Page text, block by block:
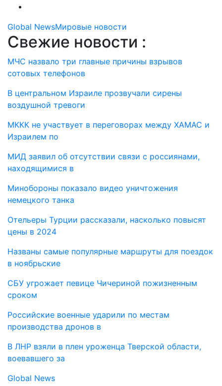
Global NewsМировые новости
Свежие новости :
МЧС назвало три главные причины взрывов
сотовых телефонов
В центральном Израиле прозвучали сирены
воздушной тревоги
МККК не участвует в переговорах между ХАМАС и
Израилем по
МИД заявил об отсутствии связи с россиянами,
находящимися в
Минобороны показало видео уничтожения
немецкого танка
Отельеры Турции рассказали, насколько повысят
цены в 2024
Названы самые популярные маршруты для поездок
в ноябрьские
СБУ угрожает певице Чичериной пожизненным
сроком
Российские военные ударили по местам
производства дронов в
В ЛНР взяли в плен уроженца Тверской области,
воевавшего за
Global News